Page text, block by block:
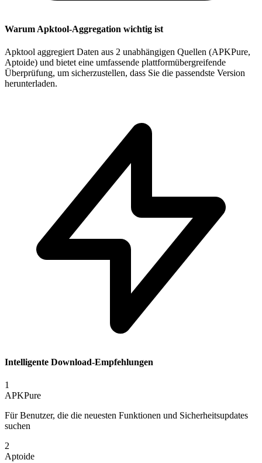
Warum Apktool-Aggregation wichtig ist
Apktool aggregiert Daten aus 2 unabhängigen Quellen (APKPure,
Aptoide) und bietet eine umfassende plattformübergreifende
Überprüfung, um sicherzustellen, dass Sie die passendste Version
herunterladen.
Intelligente Download-Empfehlungen
1
APKPure
Für Benutzer, die die neuesten Funktionen und Sicherheitsupdates
suchen
2
Aptoide